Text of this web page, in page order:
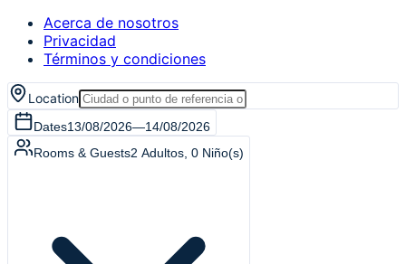
Acerca de nosotros
Privacidad
Términos y condiciones
Location
Dates13/08/2026—14/08/2026
Rooms & Guests2 Adultos 0 Niño(s)